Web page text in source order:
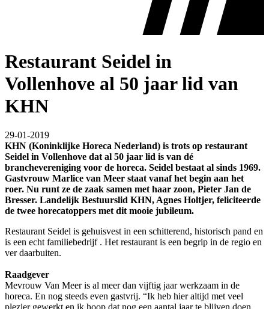
Restaurant Seidel in
Vollenhove al 50 jaar lid van
KHN
29-01-2019
KHN (Koninklijke Horeca Nederland) is trots op restaurant
Seidel in Vollenhove dat al 50 jaar lid is van dé
branchevereniging voor de horeca. Seidel bestaat al sinds 1969.
Gastvrouw Marlice van Meer staat vanaf het begin aan het
roer. Nu runt ze de zaak samen met haar zoon, Pieter Jan de
Bresser. Landelijk Bestuurslid KHN, Agnes Holtjer, feliciteerde
de twee horecatoppers met dit mooie jubileum.
Restaurant Seidel is gehuisvest in een schitterend, historisch pand en
is een echt familiebedrijf . Het restaurant is een begrip in de regio en
ver daarbuiten.
Raadgever
Mevrouw Van Meer is al meer dan vijftig jaar werkzaam in de
horeca. En nog steeds even gastvrij. “Ik heb hier altijd met veel
plezier gewerkt en ik hoop dat nog een aantal jaar te blijven doen.